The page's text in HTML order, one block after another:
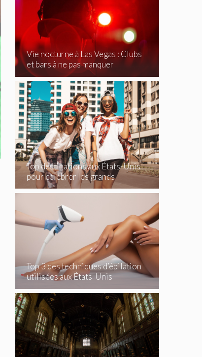
Vie nocturne à Las Vegas : Clubs
et bars à ne pas manquer
Top destinations aux États-Unis
pour célébrer les grands
événements
Top 3 des techniques d’épilation
utilisées aux États-Unis